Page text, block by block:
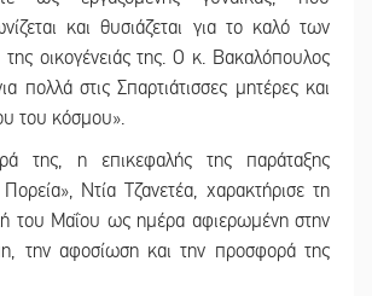
και θυσιάζεται για το καλό των
της οικογένειάς της. Ο κ. Βακαλόπουλος
πολλά στις Σπαρτιάτισσες μητέρες και
του κόσμου».
της, η επικεφαλής της παράταξης
Ντία Τζανετέα, χαρακτήρισε τη
του Μαΐου ως ημέρα αφιερωμένη στην
την αφοσίωση και την προσφορά της